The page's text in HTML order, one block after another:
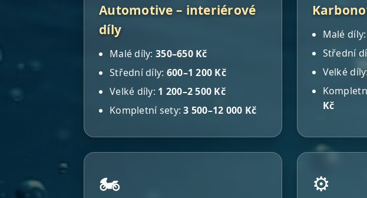
Automotive – interiérové
díly
Malé díly: 350–650 Kč
Střední díly: 600–1 200 Kč
Velké díly: 1 200–2 500 Kč
Kompletní sety:3 500–12 000 Kč
Malé díly:
Střední
Velké díly:
Kč
🏍️ ⚙️